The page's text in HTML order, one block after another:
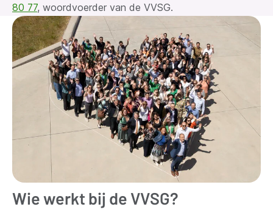
80 77, woordvoerder van de VVSG.
Wie werkt bij de VVSG?